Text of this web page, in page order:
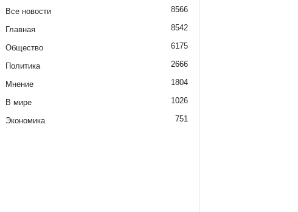
Все новости 8566
Главная 8542
Общество 6175
Политика 2666
Мнение 1804
В мире 1026
Экономика 751